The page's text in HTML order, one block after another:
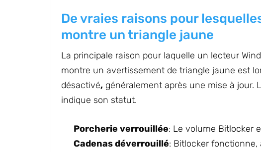
De vraies raisons pour
montre un triangle jaune
La principale raison pour laquelle un lecteur
montre un avertissement de triangle jaune est
désactivé, généralement après une mise à jour.
indique son statut.
Porcherie verrouillée: Le volume Bitlocker
Cadenas déverrouillé: Bitlocker